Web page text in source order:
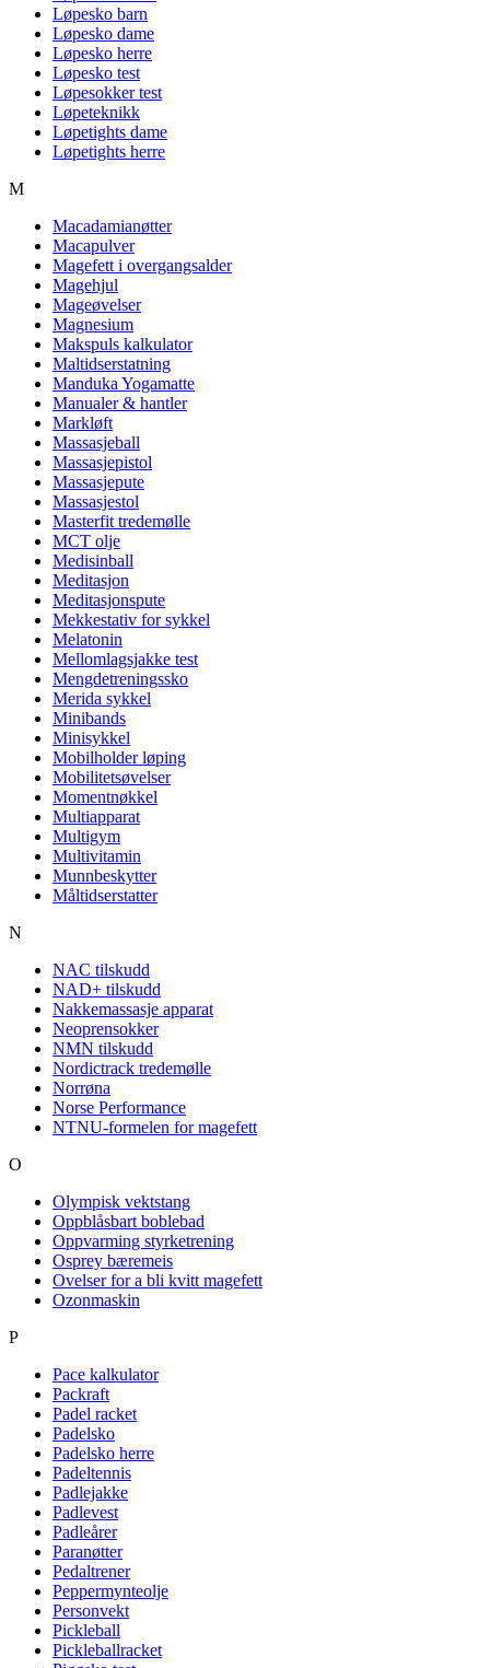
Løpesko barn
Løpesko dame
Løpesko herre
Løpesko test
Løpesokker test
Løpeteknikk
Løpetights dame
Løpetights herre
M
Macadamianøtter
Macapulver
Magefett i overgangsalder
Magehjul
Mageøvelser
Magnesium
Makspuls kalkulator
Maltidserstatning
Manduka Yogamatte
Manualer & hantler
Markløft
Massasjeball
Massasjepistol
Massasjepute
Massasjestol
Masterfit tredemølle
MCT olje
Medisinball
Meditasjon
Meditasjonspute
Mekkestativ for sykkel
Melatonin
Mellomlagsjakke test
Mengdetreningssko
Merida sykkel
Minibands
Minisykkel
Mobilholder løping
Mobilitetsøvelser
Momentnøkkel
Multiapparat
Multigym
Multivitamin
Munnbeskytter
Måltidserstatter
N
NAC tilskudd
NAD+ tilskudd
Nakkemassasje apparat
Neoprensokker
NMN tilskudd
Nordictrack tredemølle
Norrøna
Norse Performance
NTNU-formelen for magefett
O
Olympisk vektstang
Oppblåsbart boblebad
Oppvarming styrketrening
Osprey bæremeis
Ovelser for a bli kvitt magefett
Ozonmaskin
P
Pace kalkulator
Packraft
Padel racket
Padelsko
Padelsko herre
Padeltennis
Padlejakke
Padlevest
Padleårer
Paranøtter
Pedaltrener
Peppermynteolje
Personvekt
Pickleball
Pickleballracket